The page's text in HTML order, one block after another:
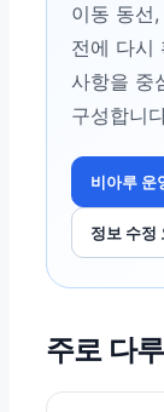
이동 동선
전에 다시
사항을 중
구성합니
비아루 운
정보 수정
주로 다